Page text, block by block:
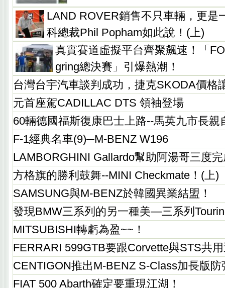
LAND ROVER銷售不只車輛，更是
科總裁Phil Popham如此說！(上)
真實賽道虛擬平台齊聚飆速！「
gring總決賽」引爆熱潮！
台灣台宇汽車談判成功，捷克SKODA價格
元首座駕CADILLAC DTS 領袖登場
60輛德國福斯復康巴士上路--馬英九市長親
F-1經典名車(9)─M-BENZ W196
LAMBORGHINI Gallardo幫助阿湯哥三度
方格旗的勝利鼓舞--MINI Checkmate！(上)
SAMSUNG與M-BENZ於韓國異業結盟！
發現BMW三系列的另一種美—三系列
MITSUBISHI轉虧為盈~~！
FERRARI 599GTB要跟Corvette與STS共
CENTIGON推出M-BENZ S-Class加長版防
FIAT 500 Abarth確定要重現江湖！